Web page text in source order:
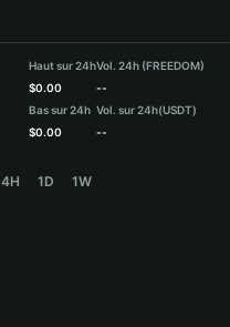
Haut sur 24h
$0.00
Bas sur 24h
$0.00
Vol. 24h (FREEDOM)
--
Vol. sur 24h(USDT)
--
4H 1D 1W